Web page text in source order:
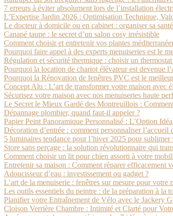
7 erreurs à éviter absolument lors de l’installation
L’Expertise Jardin 2026 : Optimisation Technique,
Le docteur à domicile ou en cabinet : organiser sa
Canapé taupe : le secret d’un salon cosy irrésistible
Comment choisir et entretenir vos plantes
Pourquoi faire appel à des experts menuiseries est le
Régulation et sécurité thermique : choisir un
Pourquoi la location de chariot élévateur est devenue
Pourquoi la Rénovation de fenêtres PVC est le
Concept Alu : L’art de transformer votre maison avec
Sécurisez votre maison avec nos menuiseries haute
Le Secret le Mieux Gardé des Montreuillois :
Dépannage plombier, quand faut-il appeler ?
Papier Peint Panoramique Personnalisé : L’Option
Décoration d’entrée : comment personnaliser l’accueil
5 luminaires tendance pour l’hiver 2025 pour sublimer
Store sans perçage : la solution révolutionnaire qui
Comment choisir un lit pour chien assorti à votre
Entretenir sa maison : Comment réparer efficacement
Adoucisseur d’eau : investissement ou gadget ?
L’art de la menuiserie : fenêtres sur mesure pour votre
Les outils essentiels du peintre : de la préparation à la
Planifier votre Entraînement de Vélo avec le Jackery
Cloison Verrière Chambre : Intimité et Clarté pour